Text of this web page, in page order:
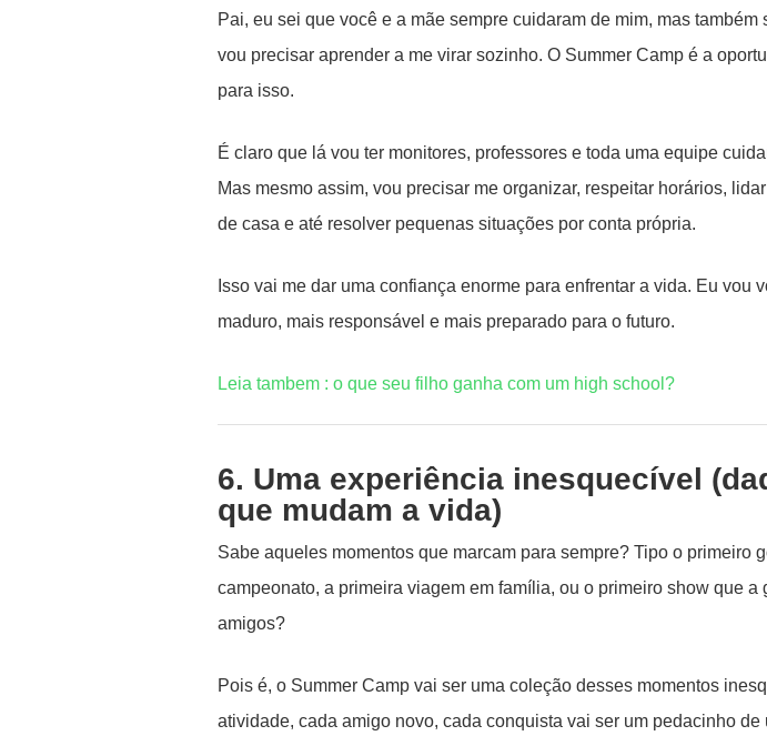
Pai, eu sei que você e a mãe sempre cuidaram de mim, mas também
vou precisar aprender a me virar sozinho. O Summer Camp é a
para isso.
É claro que lá vou ter monitores, professores e toda uma equipe
Mas mesmo assim, vou precisar me organizar, respeitar horários,
de casa e até resolver pequenas situações por conta própria.
Isso vai me dar uma confiança enorme para enfrentar a vida. Eu vou
maduro, mais responsável e mais preparado para o futuro.
Leia tambem : o que seu filho ganha com um high school?
6. Uma experiência inesquecível
que mudam a vida)
Sabe aqueles momentos que marcam para sempre? Tipo o primeiro
campeonato, a primeira viagem em família, ou o primeiro show que a
amigos?
Pois é, o Summer Camp vai ser uma coleção desses momentos
atividade, cada amigo novo, cada conquista vai ser um pedacinho de